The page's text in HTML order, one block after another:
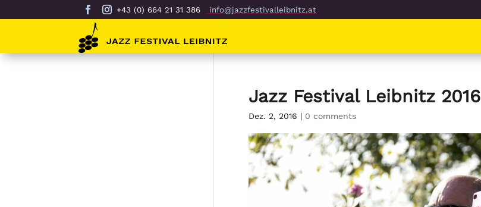
+43 (0) 664 21 31 386 info@jazzfestivalleibnitz.at
Jazz Festival Leibnitz 2016
Dez. 2, 2016 | 0 comments